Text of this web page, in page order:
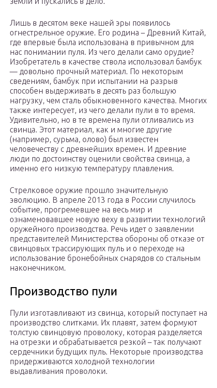
Лишь в десятом веке нашей эры появилось
огнестрельное оружие. Его родина – Древний Китай,
где впервые была использована в привычном для
нас понимании пуля. Из чего делали само орудие?
Изобретатель в качестве ствола использовал бамбук
— довольно прочный материал. По некоторым
сведениям, бамбук при испытании на разрыв
способен выдерживать в десять раз большую
нагрузку, чем сталь обыкновенного качества. Многих
также интересует, из чего делали пули в то время.
Удивительно, но в те времена пули отливались из
свинца. Этот материал, как и многие другие
(например, сурьма, олово) был известен
человечеству с древнейших времен. И древние
люди по достоинству оценили свойства свинца, а
именно его низкую температуру плавления.
Стрелковое оружие прошло значительную
эволюцию. В апреле 2013 года в России случилось
событие, прогремевшее на весь мир и
ознаменовавшее новую веху в развитии технологий
оружейного производства. Речь идет о заявлении
представителей Министерства обороны об отказе от
свинцовых трассирующих пуль и о переходе на
использование бронебойных снарядов со стальным
наконечником.
Производство пули
Пули изготавливают из свинца, который поступает на
производство слитками. Их плавят, затем формуют
толстую свинцовую проволоку, которая разделяется
на отрезки и обрабатывается резкой – так получают
сердечники будущих пуль. Некоторые производства
придерживаются холодной технологии
выдавливания проволоки.